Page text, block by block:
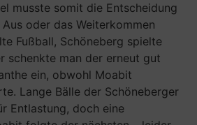
musste somit die Entscheidung
oder das Weiterkommen
Fußball, Schöneberg spielte
schenkte man der erneut gut
ein, obwohl Moabit
Lange Bälle der Schöneberger
Entlastung, doch eine